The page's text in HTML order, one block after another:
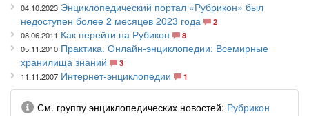
Экономика;
Техника;
Науки;
Образование;
Культура;
Религии;
Информация.
Рассчитано на широкий круг читателей.
04.10.2023 Энциклопедический портал «Рубрикон» был
недоступен более 2 месяцев 2023 года
2
08.06.2011 Как перейти на Рубикон
8
05.11.2010 Практика. Онлайн-энциклопедии: Всемирные
хранилища знаний
3
11.11.2007 Интернет-энциклопедии 1
Информация
См. группу энциклопедических новостей Рубрикон